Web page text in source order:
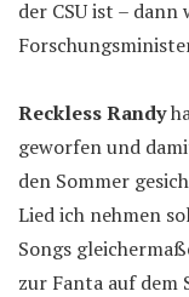
der CSU ist –
Reckless Randy
geworfen und
den Sommer
Lied ich nehmen
Songs
zur Fanta auf dem